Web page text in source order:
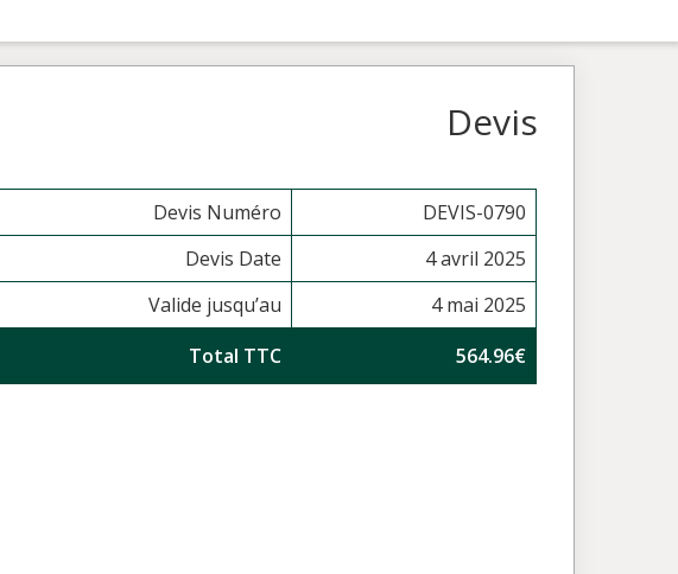
Devis
Devis Numéro
DEVIS-0790
Devis Date
4 avril 2025
Valide jusqu’au
4 mai 2025
Total TTC
564.96€